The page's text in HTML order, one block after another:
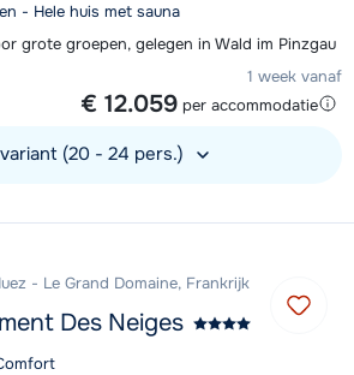
- Hele huis met sauna
grote groepen, gelegen in Wald im Pinzgau
1 week vanaf
€ 12.059 per accommodatie
(20 - 24 pers.)
- Le Grand Domaine, Frankrijk
Des Neiges